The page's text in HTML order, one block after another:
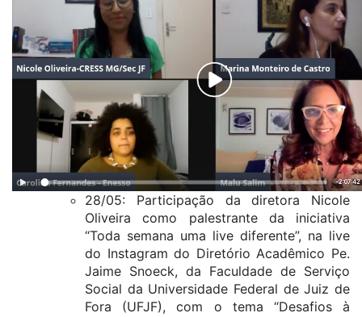
28/05: Participação da diretora Nicole
Oliveira como palestrante da iniciativa
“Toda semana uma live diferente”, na live
do Instagram do Diretório Acadêmico Pe.
Jaime Snoeck, da Faculdade de Serviço
Social da Universidade Federal de Juiz de
Fora (UFJF), com o tema “Desafios à